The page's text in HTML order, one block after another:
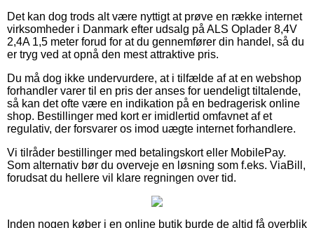
Det kan dog trods alt være nyttigt at prøve en række internet
virksomheder i Danmark efter udsalg på ALS Oplader 8,4V
2,4A 1,5 meter forud for at du gennemfører din handel, så du
er tryg ved at opnå den mest attraktive pris.
Du må dog ikke undervurdere, at i tilfælde af at en webshop
forhandler varer til en pris der anses for uendeligt tiltalende,
så kan det ofte være en indikation på en bedragerisk online
shop. Bestillinger med kort er imidlertid omfavnet af et
regulativ, der forsvarer os imod uægte internet forhandlere.
Vi tilråder bestillinger med betalingskort eller MobilePay.
Som alternativ bør du overveje en løsning som f.eks. ViaBill,
forudsat du hellere vil klare regningen over tid.
Inden nogen køber i en online butik burde de altid få overblik